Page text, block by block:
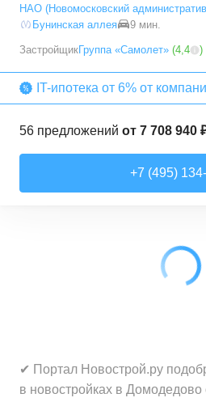
НАО (Новомосковский
Бунинская аллея
9 мин.
ЗастройщикГруппа «Самолет» (4,4 )
IT-ипотека от 6% от
56 предложений от 7 708 940
74,3 –94,8м²
+7 (495)
✔ Портал Новострой.ру
в новостройках в